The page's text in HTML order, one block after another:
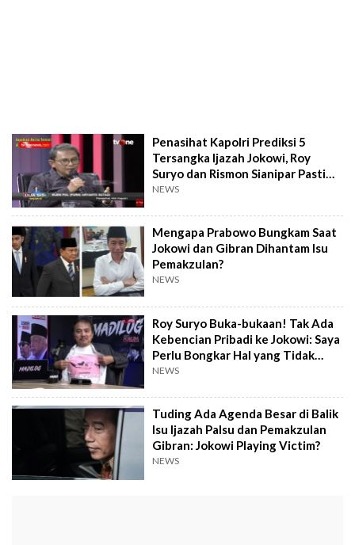
Penasihat Kapolri Prediksi 5
Tersangka Ijazah Jokowi, Roy
Suryo dan Rismon Sianipar Pasti
Kena?
NEWS
Mengapa Prabowo Bungkam Saat
Jokowi dan Gibran Dihantam Isu
Pemakzulan?
NEWS
Roy Suryo Buka-bukaan! Tak Ada
Kebencian Pribadi ke Jokowi: Saya
Perlu Bongkar Hal yang Tidak
Benar!
NEWS
Tuding Ada Agenda Besar di Balik
Isu Ijazah Palsu dan Pemakzulan
Gibran: Jokowi Playing Victim?
NEWS